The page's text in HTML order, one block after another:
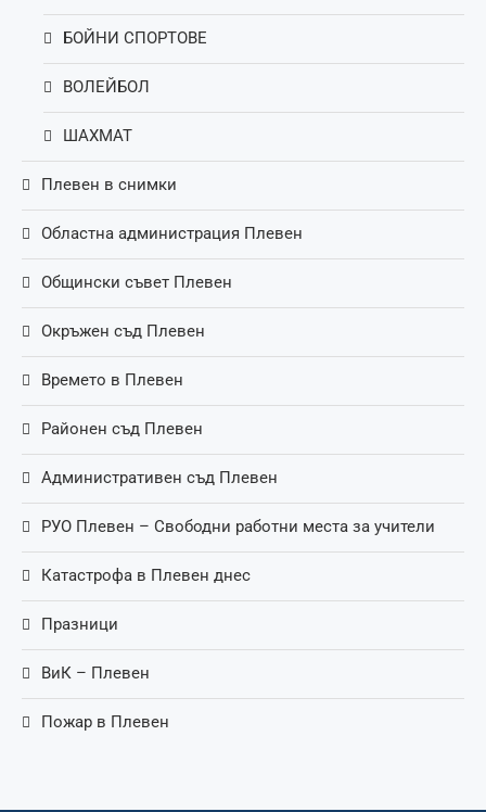
БОЙНИ СПОРТОВЕ
ВОЛЕЙБОЛ
ШАХМАТ
Плевен в снимки
Областна администрация Плевен
Общински съвет Плевен
Окръжен съд Плевен
Времето в Плевен
Районен съд Плевен
Административен съд Плевен
РУО Плевен – Свободни работни места за учители
Катастрофа в Плевен днес
Празници
ВиК – Плевен
Пожар в Плевен